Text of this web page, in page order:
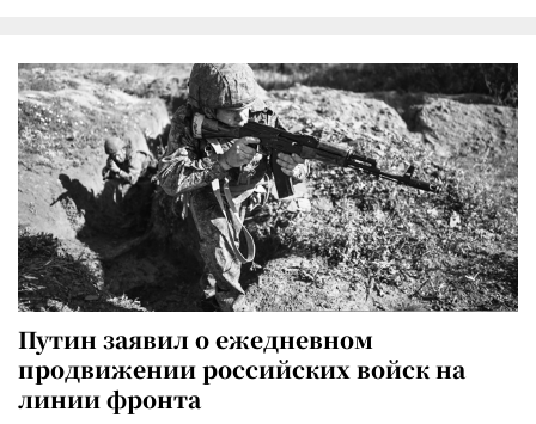
Путин заявил о ежедневном
продвижении российских войск на
линии фронта